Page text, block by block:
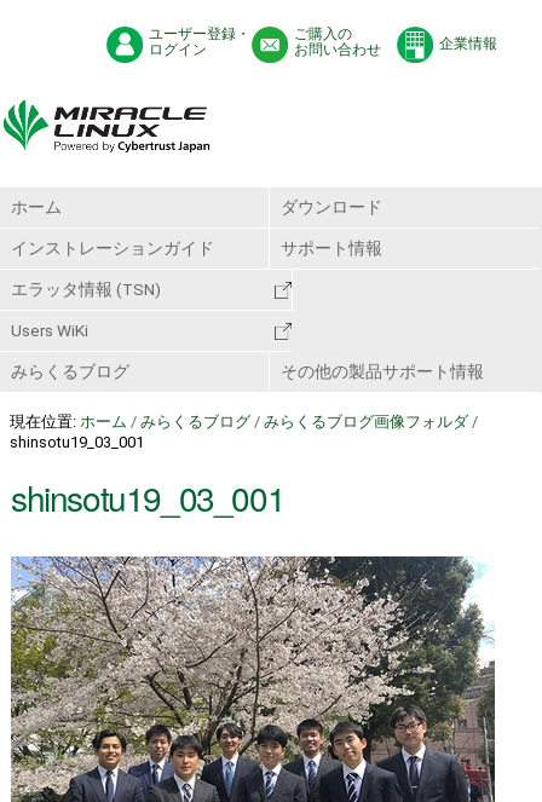
ユーザー登録・
ログイン
ご購入の
お問い合わせ
企業情報
ホーム ダウンロード
インストレーションガイド サポート情報
エラッタ情報 (TSN)
Users WiKi
みらくるブログ その他の製品サポート情報
現在位置: ホーム / みらくるブログ / みらくるブログ画像フォルダ /
shinsotu19_03_001
shinsotu19_03_001